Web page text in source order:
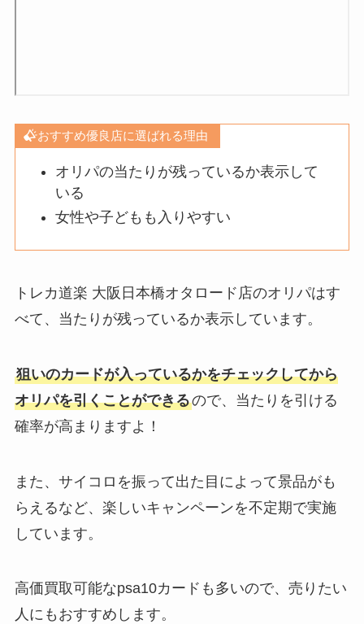
おすすめ優良店に選ばれる理由
オリパの当たりが残っているか表示して
いる
女性や子どもも入りやすい
トレカ道楽 大阪日本橋オタロード店のオリパはす
べて、当たりが残っているか表示しています。
狙いのカードが入っているかをチェックしてから
オリパを引くことができるので、当たりを引ける
確率が高まりますよ！
また、サイコロを振って出た目によって景品がも
らえるなど、楽しいキャンペーンを不定期で実施
しています。
高価買取可能なpsa10カードも多いので、売りたい
人にもおすすめします。